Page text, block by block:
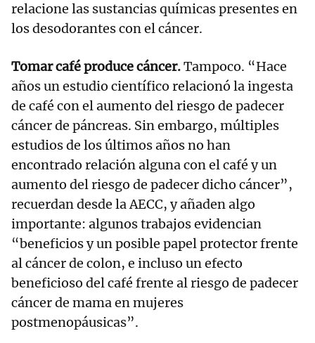
relacione las sustancias químicas presentes en
los desodorantes con el cáncer.
Tomar café produce cáncer.Tampoco. “Hace
años un estudio científico relacionó la ingesta
de café con el aumento del riesgo de padecer
cáncer de páncreas. Sin embargo, múltiples
estudios de los últimos años no han
encontrado relación alguna con el café y un
aumento del riesgo de padecer dicho cáncer”,
recuerdan desde la AECC, y añaden algo
importante: algunos trabajos evidencian
“beneficios y un posible papel protector frente
al cáncer de colon, e incluso un efecto
beneficioso del café frente al riesgo de padecer
cáncer de mama en mujeres
postmenopáusicas”.